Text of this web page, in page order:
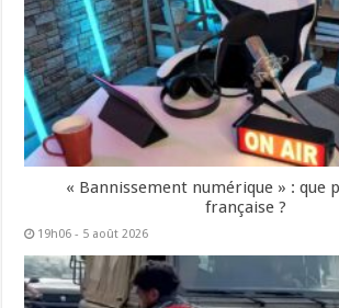
« Bannissement numérique » : que
française ?
19h06 - 5 août 2026